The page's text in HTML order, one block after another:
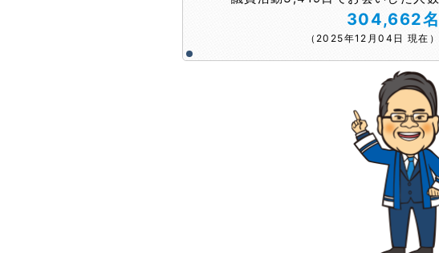
304,662名
（2025年12月04日 現在）